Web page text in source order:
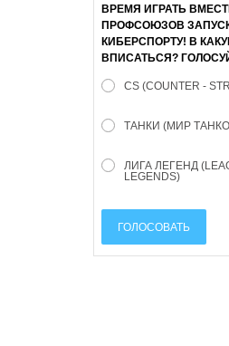
ВРЕМЯ ИГРАТЬ
ПРОФСОЮЗОВ
КИБЕРСПОРТУ! В
ВПИСАТЬСЯ?
CS (COUNTER -
ТАНКИ (МИР
ЛИГА ЛЕГЕНД
LEGENDS)
ГОЛОСОВАТЬ